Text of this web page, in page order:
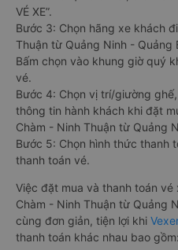
VÉ XE”.
Bước 3: Chọn hãng xe khách
Thuận từ Quảng Ninh - Quảng
Bấm chọn vào khung giờ quý
vé.
Bước 4: Chọn vị trí/giường
thông tin hành khách khi đặt
Chàm - Ninh Thuận từ Quảng
Bước 5: Chọn hình thức thanh
thanh toán vé.
Việc đặt mua và thanh toán vé
Chàm - Ninh Thuận từ Quảng
cùng đơn giản, tiện lợi khi
thanh toán khác nhau bao gồm: